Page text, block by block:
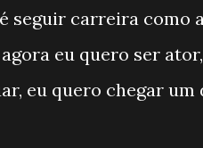
seguir carreira como
eu quero ser
eu quero chegar um